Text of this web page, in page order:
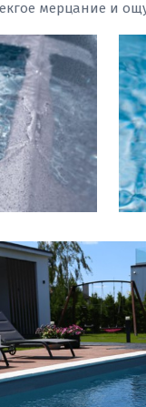
мерцание и